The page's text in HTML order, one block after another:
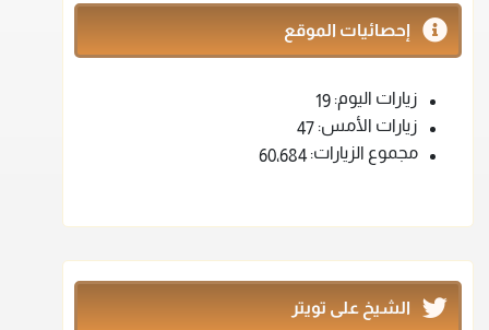
إحصائيات الموقع
زيارات اليوم:19
زيارات الأمس:47
مجموع الزيارات: 60٬684
الشيخ على تويتر